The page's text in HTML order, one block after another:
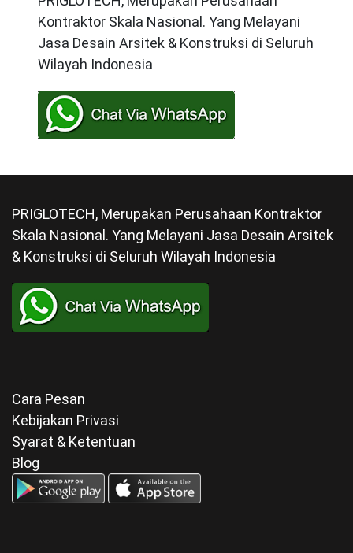
Kontraktor Skala Nasional. Yang Melayani
Jasa Desain Arsitek & Konstruksi di Seluruh
Wilayah Indonesia
PRIGLOTECH, Merupakan Perusahaan Kontraktor
Skala Nasional. Yang Melayani Jasa Desain Arsitek
& Konstruksi di Seluruh Wilayah Indonesia
Cara Pesan
Kebijakan Privasi
Syarat & Ketentuan
Blog